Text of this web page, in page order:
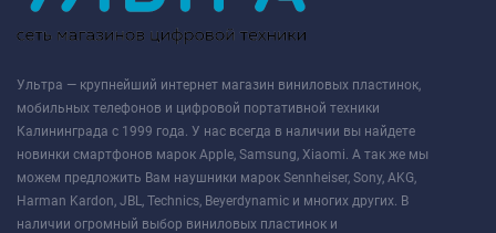
Ультра — крупнейший интернет магазин виниловых пластинок,
мобильных телефонов и цифровой портативной техники
Калининграда с 1999 года. У нас всегда в наличии вы найдете
новинки смартфонов марок Apple, Samsung, Xiaomi. А так же мы
можем предложить Вам наушники марок Sennheiser, Sony, AKG,
Harman Kardon, JBL, Technics, Beyerdynamic и многих других. В
наличии огромный выбор виниловых пластинок и